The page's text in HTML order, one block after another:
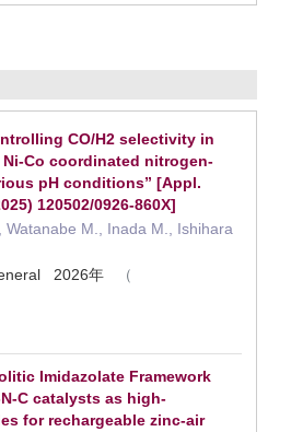
CO/H2 selectivity in
Co coordinated nitrogen-
pH conditions” [Appl.
120502/0926-860X]
Watanabe M., Inada M., Ishihara
2026年
（
Imidazolate Framework
C catalysts as high-
for rechargeable zinc-air